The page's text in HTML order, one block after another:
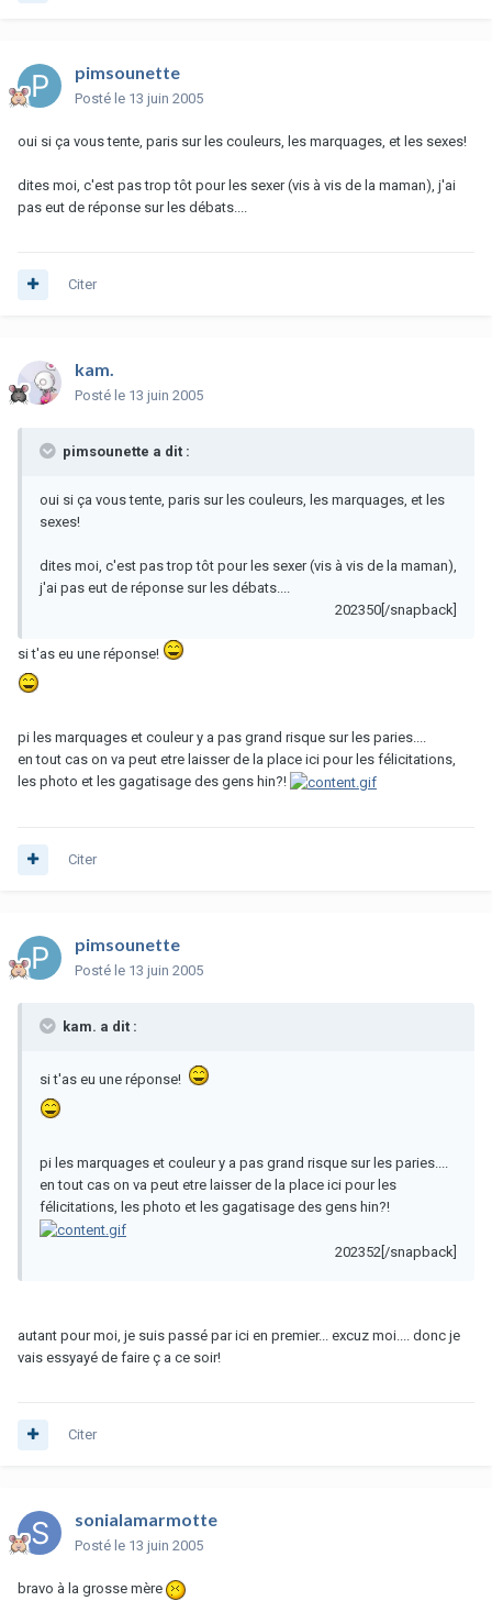
pimsounette
Posté le 13 juin 2005
oui si ça vous tente, paris sur les couleurs, les marquages, et les sexes!
dites moi, c'est pas trop tôt pour les sexer (vis à vis de la maman), j'ai
pas eut de réponse sur les débats....
Citer
kam.
Posté le 13 juin 2005
pimsounette a dit :
oui si ça vous tente, paris sur les couleurs, les marquages, et les
sexes!
dites moi, c'est pas trop tôt pour les sexer (vis à vis de la maman),
j'ai pas eut de réponse sur les débats....
202350[/snapback]
si t'as eu une réponse!
pi les marquages et couleur y a pas grand risque sur les paries....
en tout cas on va peut etre laisser de la place ici pour les félicitations,
les photo et les gagatisage des gens hin?!
Citer
pimsounette
Posté le 13 juin 2005
kam. a dit :
si t'as eu une réponse!
pi les marquages et couleur y a pas grand risque sur les paries....
en tout cas on va peut etre laisser de la place ici pour les
félicitations, les photo et les gagatisage des gens hin?!
202352[/snapback]
autant pour moi, je suis passé par ici en premier... excuz moi.... donc je
vais essyayé de faire ç a ce soir!
Citer
sonialamarmotte
Posté le 13 juin 2005
bravo à la grosse mère